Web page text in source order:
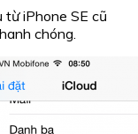
iPhone SE cũ
chóng.